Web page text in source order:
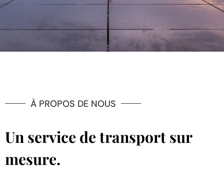
À PROPOS DE NOUS
Un service de transport sur
mesure.